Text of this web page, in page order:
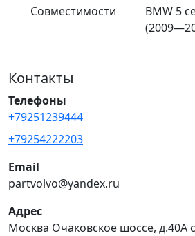
Совместимости
BMW 5
Контакты
Телефоны
+79251239444
+79254222203
Email
partvolvo@yandex.ru
Адрес
Москва Очаковское шоссе, д.40А